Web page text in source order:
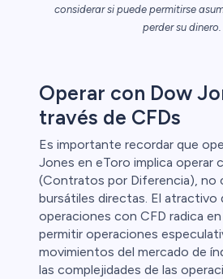
considerar si puede permitirse
perder su dinero.
Operar con Dow
través de CFDs
Es importante recordar que
Jones en eToro implica operar
(Contratos por Diferencia), no
bursátiles directas. El atractivo
operaciones con CFD radica
permitir operaciones
movimientos del mercado de
las complejidades de las